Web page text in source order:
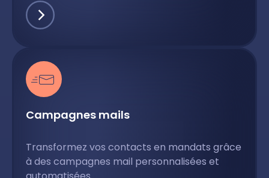
Campagnes mails
Transformez vos contacts en mandats grâce
à des campagnes mail personnalisées et